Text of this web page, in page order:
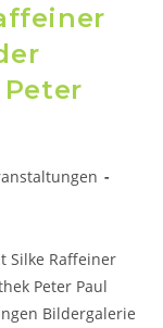
Silke Raffeiner
Peter Paul
Bildergalerie